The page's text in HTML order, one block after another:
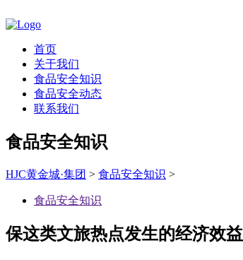
首页
关于我们
食品安全知识
食品安全动态
联系我们
食品安全知识
HJC黄金城·集团 > 食品安全知识 >
食品安全知识
保这类文旅热点发生的经济效益